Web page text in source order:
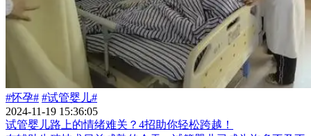
#怀孕# #试管婴儿#
2024-11-19 15:36:05
试管婴儿路上的情绪难关？4招助你轻松跨越！